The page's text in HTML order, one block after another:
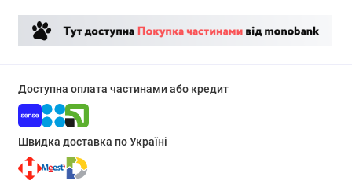
Доступна оплата частинами або кредит
Швидка доставка по Україні